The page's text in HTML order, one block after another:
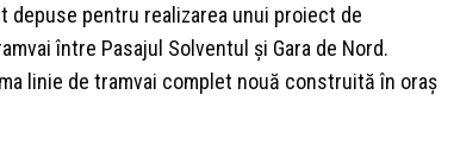
depuse pentru realizarea unui proiect de
între Pasajul Solventul și Gara de Nord.
linie de tramvai complet nouă construită în oraș